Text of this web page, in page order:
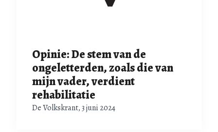
Opinie: De stem van de
ongeletterden, zoals die van
mijn vader, verdient
rehabilitatie
De Volkskrant, 3 juni 2024